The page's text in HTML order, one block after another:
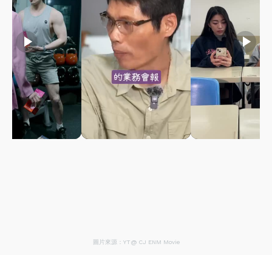
play_arrow play_arrow play_arrow
圖片來源：YT@ CJ ENM Movie